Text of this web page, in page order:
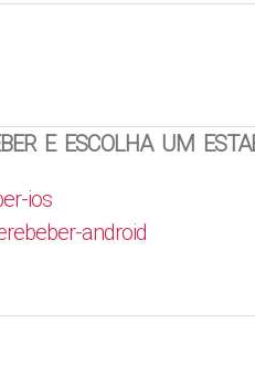
E ESCOLHA UM
ios
android